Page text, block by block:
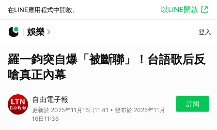
在LINE應用程式中開啟。 以LINE開啟
娛樂 登入
羅一鈞突自爆「被斷聯」！台語歌后反
嗆真正內幕
自由電子報
更新於 2025年11月16日11:41 • 發布於 2025年11月
16日11:36
訂閱